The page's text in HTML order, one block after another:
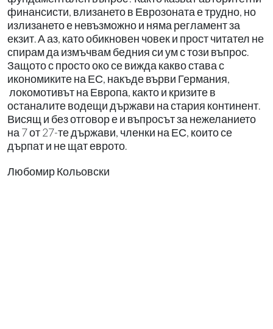
финансисти, влизането в Еврозоната е трудно, но
излизането е невъзможно и няма регламент за
екзит. А аз, като обикновен човек и прост читател не
спирам да измъчвам бедния си ум с този въпрос.
Защото с просто око се вижда какво става с
икономиките на ЕС, накъде върви Германия,
локомотивът на Европа, както и кризите в
останалите водещи държави на стария континент.
Висящ и без отговор е и въпросът за нежеланието
на 7 от 27-те държави, членки на ЕС, които се
дърпат и не щат еврото.
Любомир Кольовски